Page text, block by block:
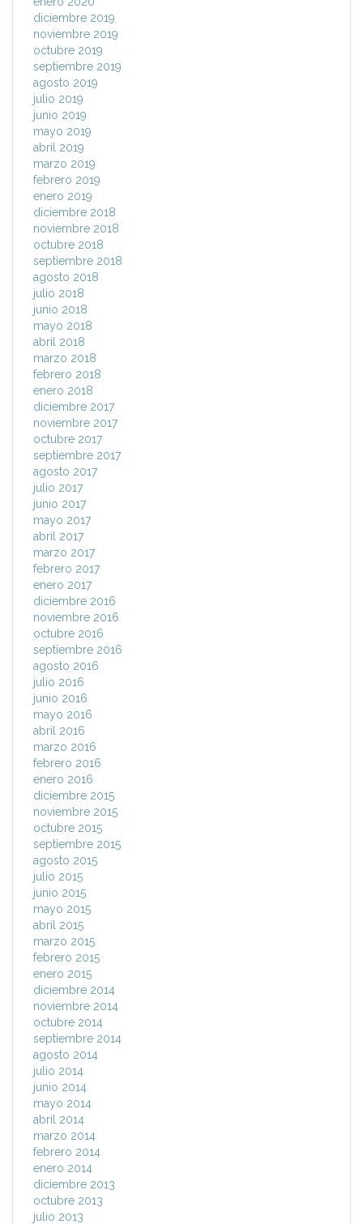
diciembre 2019
noviembre 2019
octubre 2019
septiembre 2019
agosto 2019
julio 2019
junio 2019
mayo 2019
abril 2019
marzo 2019
febrero 2019
enero 2019
diciembre 2018
noviembre 2018
octubre 2018
septiembre 2018
agosto 2018
julio 2018
junio 2018
mayo 2018
abril 2018
marzo 2018
febrero 2018
enero 2018
diciembre 2017
noviembre 2017
octubre 2017
septiembre 2017
agosto 2017
julio 2017
junio 2017
mayo 2017
abril 2017
marzo 2017
febrero 2017
enero 2017
diciembre 2016
noviembre 2016
octubre 2016
septiembre 2016
agosto 2016
julio 2016
junio 2016
mayo 2016
abril 2016
marzo 2016
febrero 2016
enero 2016
diciembre 2015
noviembre 2015
octubre 2015
septiembre 2015
agosto 2015
julio 2015
junio 2015
mayo 2015
abril 2015
marzo 2015
febrero 2015
enero 2015
diciembre 2014
noviembre 2014
octubre 2014
septiembre 2014
agosto 2014
julio 2014
junio 2014
mayo 2014
abril 2014
marzo 2014
febrero 2014
enero 2014
diciembre 2013
octubre 2013
julio 2013